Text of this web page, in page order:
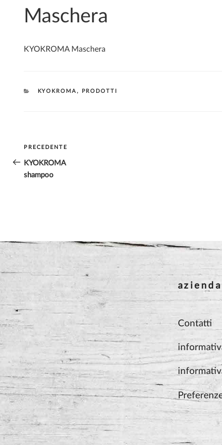
Maschera
KYOKROMA Maschera
CATEGORIE
KYOKROMA, PRODOTTI
Navigazione
articoli
Articolo
precedente:
PRECEDENTE
KYOKROMA
shampoo
azienda
Contatti